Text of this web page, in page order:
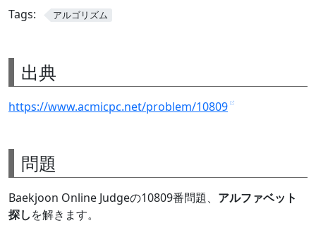
Tags: アルゴリズム
出典
https://www.acmicpc.net/problem/10809
問題
Baekjoon Online Judgeの10809番問題、 アルファベット
探しを解きます。